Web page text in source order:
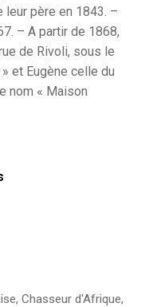
leur père en 1843. –
– A partir de 1868,
de Rivoli, sous le
et Eugène celle du
nom « Maison
, Chasseur d'Afrique,